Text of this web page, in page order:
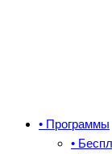
• Программы
•